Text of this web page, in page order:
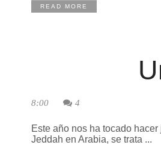
READ MORE
8:00 4
Este año nos ha tocado
Jeddah en Arabia, se trata ...